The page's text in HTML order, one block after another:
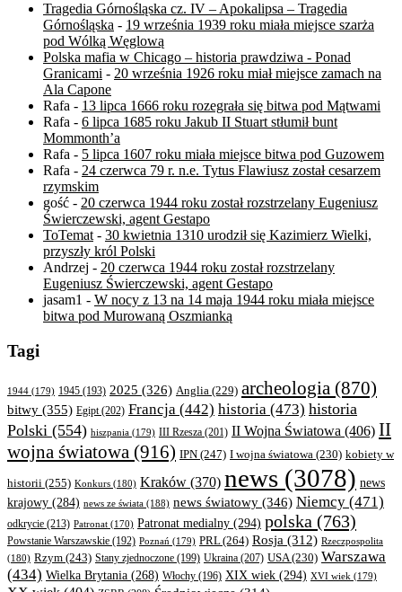
Tragedia Górnośląska cz. IV – Apokalipsa – Tragedia
Górnośląska - 19 września 1939 roku miała miejsce szarża
pod Wólką Węglową
Polska mafia w Chicago – historia prawdziwa - Ponad
Granicami - 20 września 1926 roku miał miejsce zamach na
Ala Capone
Rafa - 13 lipca 1666 roku rozegrała się bitwa pod Mątwami
Rafa - 6 lipca 1685 roku Jakub II Stuart stłumił bunt
Mommonth’a
Rafa - 5 lipca 1607 roku miała miejsce bitwa pod Guzowem
Rafa - 24 czerwca 79 r. n.e. Tytus Flawiusz został cesarzem
rzymskim
gość - 20 czerwca 1944 roku został rozstrzelany Eugeniusz
Świerczewski, agent Gestapo
ToTemat - 30 kwietnia 1310 urodził się Kazimierz Wielki,
przyszły król Polski
Andrzej - 20 czerwca 1944 roku został rozstrzelany
Eugeniusz Świerczewski, agent Gestapo
jasam1 - W nocy z 13 na 14 maja 1944 roku miała miejsce
bitwa pod Murowaną Oszmianką
Tagi
1944 (179) 1945 (193) 2025 (326) Anglia (229) archeologia (870)
bitwy (355) Egipt(202) Francja (442) historia (473) historia
Polski (554) hiszpania (179) III Rzesza (201) II Wojna Światowa (406) II
wojna światowa (916) IPN (247) I wojna światowa (230) kobiety w
historii (255) Konkurs (180) Kraków (370) news (3078) news
krajowy (284) news ze świata (188) news światowy (346) Niemcy (471)
odkrycie (213) Patronat (170) Patronat medialny (294) polska (763)
Powstanie Warszawskie (192) Poznań (179) PRL(264) Rosja (312) Rzeczpospolita
(180) Rzym (243) Stany zjednoczone (199) Ukraina (207) USA(230) Warszawa
(434) Wielka Brytania (268) Włochy (196) XIX wiek (294) XVI wiek (179)